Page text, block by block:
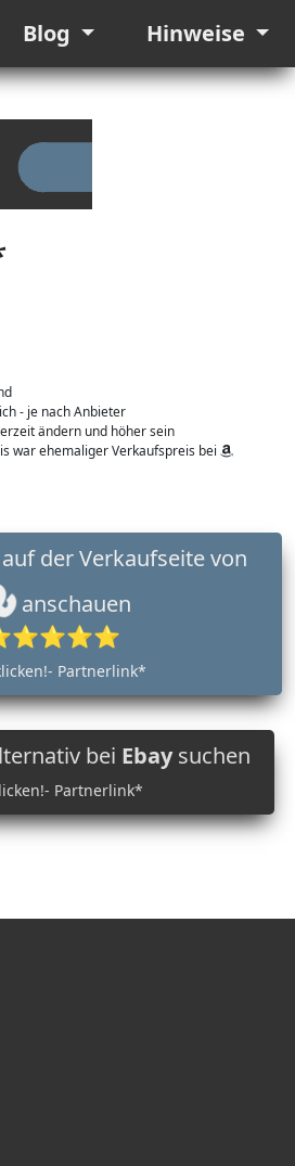
Blog Hinweise
- je nach Anbieter
ändern und höher sein
war ehemaliger Verkaufspreis bei
anschauen
Partnerlink*
bei Ebaysuchen
Partnerlink*